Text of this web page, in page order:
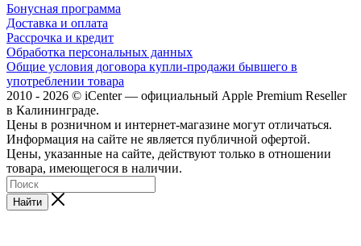
Бонусная программа
Доставка и оплата
Рассрочка и кредит
Обработка персональных данных
Общие условия договора купли-продажи бывшего в
употреблении товара
2010 - 2026 © iCenter — официальный Apple Premium Reseller
в Калининграде.
Цены в розничном и интернет-магазине могут отличаться.
Информация на сайте не является публичной офертой.
Цены, указанные на сайте, действуют только в отношении
товара, имеющегося в наличии.
Найти